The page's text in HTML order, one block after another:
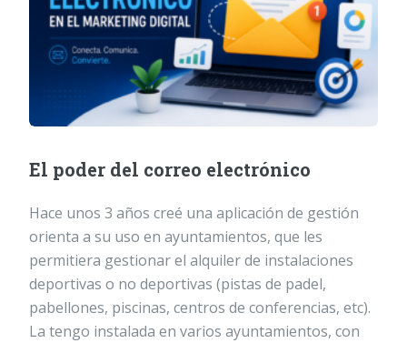
El poder del correo electrónico
Hace unos 3 años creé una aplicación de gestión
orienta a su uso en ayuntamientos, que les
permitiera gestionar el alquiler de instalaciones
deportivas o no deportivas (pistas de padel,
pabellones, piscinas, centros de conferencias, etc).
La tengo instalada en varios ayuntamientos, con